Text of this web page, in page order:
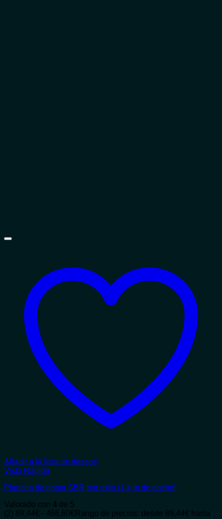
Añadir a la lista de deseos
Vista Rápida
Plancha de goma SBR por rollo (1,4 m de ancho)
Valorado con 4 de 5
(2) 89,44€ - 466,60€ Rango de precios: desde 89,44€ hasta